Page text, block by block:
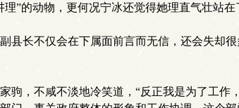
”的动物，更何况宁冰还觉得她理直气壮站
县长不仅会在下属面前言而无信，还会失却
驹，不咸不淡地冷笑道，“反正我是为了工